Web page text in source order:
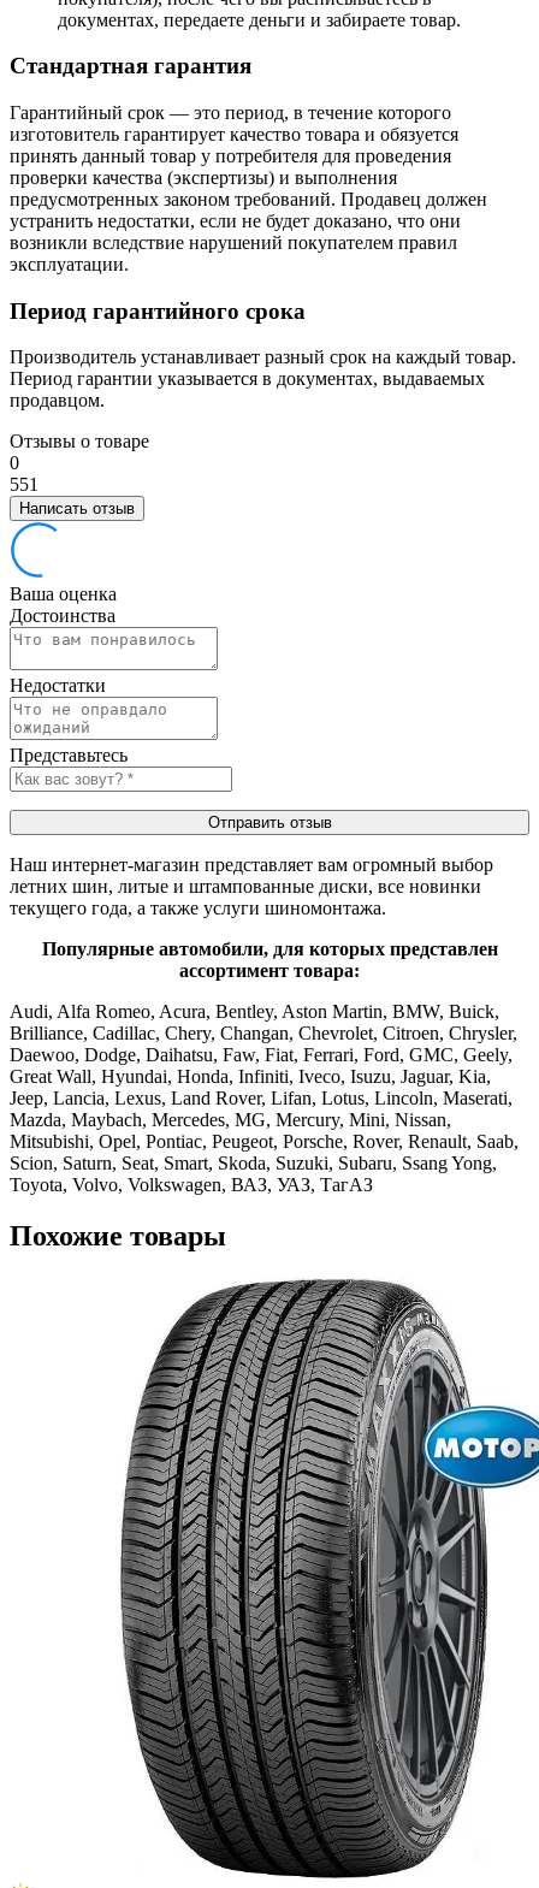
документах, передаете деньги и забираете товар.
Стандартная гарантия
Гарантийный срок — это период, в течение которого
изготовитель гарантирует качество товара и обязуется
принять данный товар у потребителя для проведения
проверки качества (экспертизы) и выполнения
предусмотренных законом требований. Продавец должен
устранить недостатки, если не будет доказано, что они
возникли вследствие нарушений покупателем правил
эксплуатации.
Период гарантийного срока
Производитель устанавливает разный срок на каждый товар.
Период гарантии указывается в документах, выдаваемых
продавцом.
Отзывы о товаре
0
551
Написать отзыв
Ваша оценка
Достоинства
Недостатки
Представьтесь
Отправить отзыв
Наш интернет-магазин представляет вам огромный выбор
летних шин, литые и штампованные диски, все новинки
текущего года, а также услуги шиномонтажа.
Популярные автомобили, для которых представлен
ассортимент товара:
Audi, Alfa Romeo, Acura, Bentley, Aston Martin, BMW, Buick,
Brilliance, Cadillac, Chery, Changan, Chevrolet, Citroen, Chrysler,
Daewoo, Dodge, Daihatsu, Faw, Fiat, Ferrari, Ford, GMC, Geely,
Great Wall, Hyundai, Honda, Infiniti, Iveco, Isuzu, Jaguar, Kia,
Jeep, Lancia, Lexus, Land Rover, Lifan, Lotus, Lincoln, Maserati,
Mazda, Maybach, Mercedes, MG, Mercury, Mini, Nissan,
Mitsubishi, Opel, Pontiac, Peugeot, Porsche, Rover, Renault, Saab,
Scion, Saturn, Seat, Smart, Skoda, Suzuki, Subaru, Ssang Yong,
Toyota, Volvo, Volkswagen, ВАЗ, УАЗ, ТагАЗ
Похожие товары